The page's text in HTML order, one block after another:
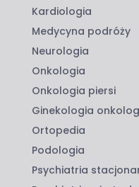
Kardiologia
Medycyna podróży
Neurologia
Onkologia
Onkologia piersi
Ginekologia
Ortopedia
Podologia
Psychiatria